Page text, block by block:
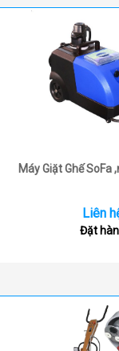
Máy Giặt Ghế SoFa
Liên
Đặt